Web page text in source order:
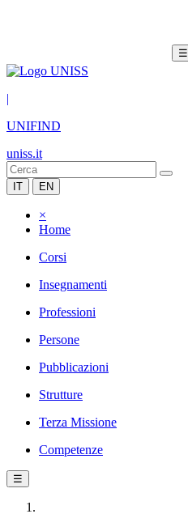
☰
|
UNIFIND
uniss.it
IT EN
×
Home
Corsi
Insegnamenti
Professioni
Persone
Pubblicazioni
Strutture
Terza Missione
Competenze
☰